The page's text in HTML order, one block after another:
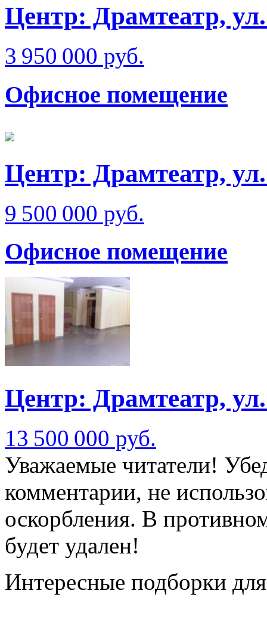
Центр: Драмтеатр,
3 950 000 руб.
Офисное помещение
Центр: Драмтеатр,
9 500 000 руб.
Офисное помещение
Центр: Драмтеатр,
13 500 000 руб.
Уважаемые читатели!
комментарии, не
оскорбления. В
будет удален!
Интересные подборки